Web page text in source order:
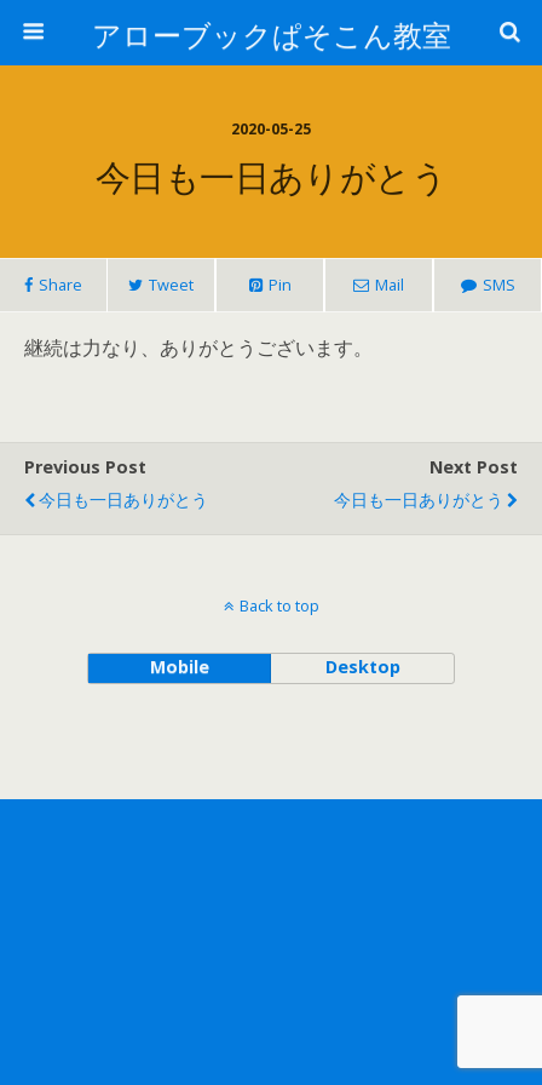
アローブックぱそこん教室
2020-05-25
今日も一日ありがとう
Share Tweet Pin Mail SMS
継続は力なり、ありがとうございます。
Previous Post
今日も一日ありがとう
Next Post
今日も一日ありがとう
Back to top
Mobile Desktop